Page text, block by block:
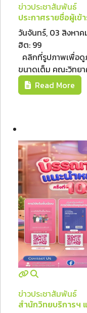
ข่าวประชาสัมพันธ์
ประกาศรายชื่อผู้เข้
วันจันทร์, 03 สิงหาค
ฮิต: 99
คลิกที่รูปภาพเพื่อดู
ขนาดเต็ม คณะวิทยา
Read More
ข่าวประชาสัมพันธ์
สำนักวิทยบริการฯ